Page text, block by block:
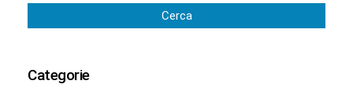
Cerca
Categorie